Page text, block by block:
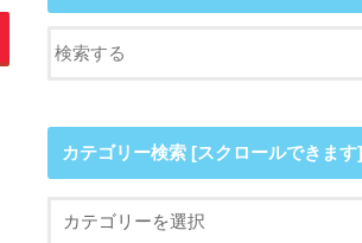
カテゴリー検索 [スクロールできます]